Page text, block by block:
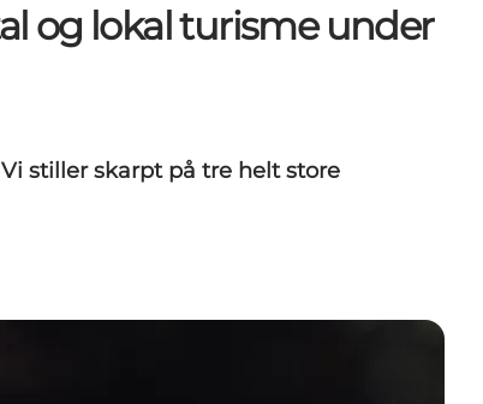
og lokal turisme under
stiller skarpt på tre helt store